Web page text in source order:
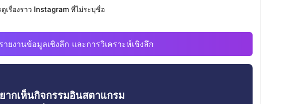
ดูเรื่องราว Instagram ที่ไม่ระบุชื่อ
ยงานข้อมูลเชิงลึก และการวิเคราะห์เชิงลึก
ากเห็นกิจกรรมอินสตาแกรม